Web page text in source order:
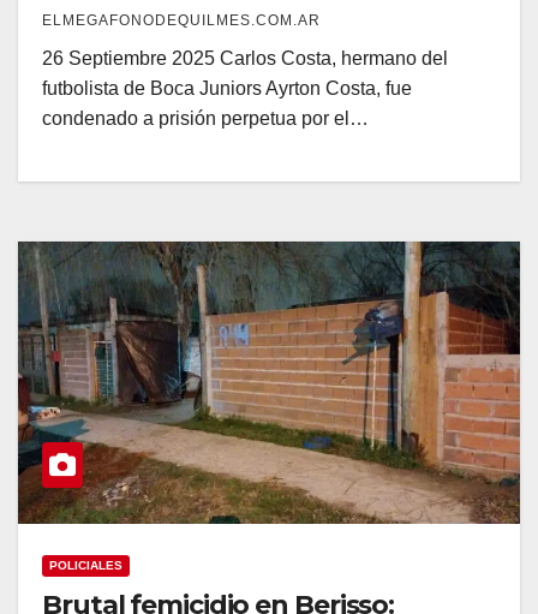
ELMEGAFONODEQUILMES.COM.AR
26 Septiembre 2025 Carlos Costa, hermano del
futbolista de Boca Juniors Ayrton Costa, fue
condenado a prisión perpetua por el…
POLICIALES
Brutal femicidio en Berisso: